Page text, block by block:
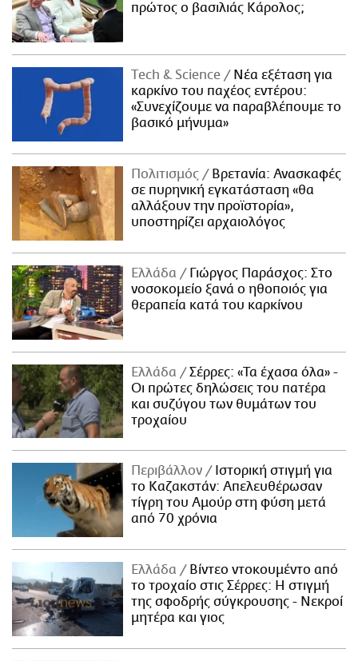
πρώτος ο βασιλιάς Κάρολος;
Τech & Science
Νέα εξέταση για
καρκίνο του παχέος εντέρου:
«Συνεχίζουμε να παραβλέπουμε το
βασικό μήνυμα»
Πολιτισμός
Βρετανία: Ανασκαφές
σε πυρηνική εγκατάσταση «θα
αλλάξουν την προϊστορία»,
υποστηρίζει αρχαιολόγος
Ελλάδα
Γιώργος Παράσχος: Στο
νοσοκομείο ξανά ο ηθοποιός για
θεραπεία κατά του καρκίνου
Ελλάδα
Σέρρες: «Τα έχασα όλα» -
Οι πρώτες δηλώσεις του πατέρα
και συζύγου των θυμάτων του
τροχαίου
Περιβάλλον
Ιστορική στιγμή για
το Καζακστάν: Απελευθέρωσαν
τίγρη του Αμούρ στη φύση μετά
από 70 χρόνια
Ελλάδα
Βίντεο ντοκουμέντο από
το τροχαίο στις Σέρρες: Η στιγμή
της σφοδρής σύγκρουσης - Νεκροί
μητέρα και γιος